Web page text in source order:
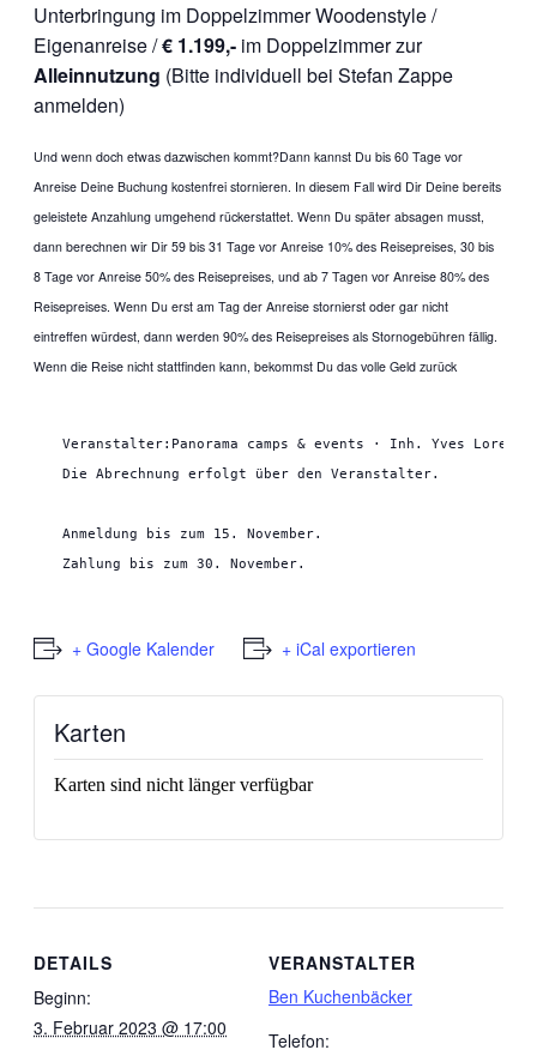
Unterbringung im Doppelzimmer Woodenstyle /
Eigenanreise /€ 1.199,- im Doppelzimmer zur
Alleinnutzung (Bitte individuell bei Stefan Zappe
anmelden)
Und wenn doch etwas dazwischen kommt?Dann kannst Du bis 60 Tage vor
Anreise Deine Buchung kostenfrei stornieren. In diesem Fall wird Dir Deine bereits
geleistete Anzahlung umgehend rückerstattet. Wenn Du später absagen musst,
dann berechnen wir Dir 59 bis 31 Tage vor Anreise 10% des Reisepreises, 30 bis
8 Tage vor Anreise 50% des Reisepreises, und ab 7 Tagen vor Anreise 80% des
Reisepreises. Wenn Du erst am Tag der Anreise stornierst oder gar nicht
eintreffen würdest, dann werden 90% des Reisepreises als Stornogebühren fällig.
Wenn die Reise nicht stattfinden kann, bekommst Du das volle Geld zurück
Veranstalter:Panorama camps & events · Inh. Yves
Die Abrechnung erfolgt über den Veranstalter.
Anmeldung bis zum 15. November.
Zahlung bis zum 30. November.
+ Google Kalender + iCal exportieren
DETAILS
Beginn:
3. Februar 2023 @ 17:00
VERANSTALTER
Ben Kuchenbäcker
Telefon:
Karten
Karten sind nicht länger verfügbar